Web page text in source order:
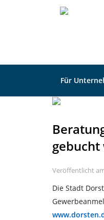
Für
Startseite
Veröffentlicht
Die Stadt